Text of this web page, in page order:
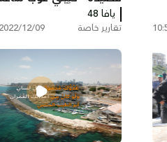
وَتَهَجَّرا"
يافا 48
تقارير خاصة 2022/12/09 5:11AM